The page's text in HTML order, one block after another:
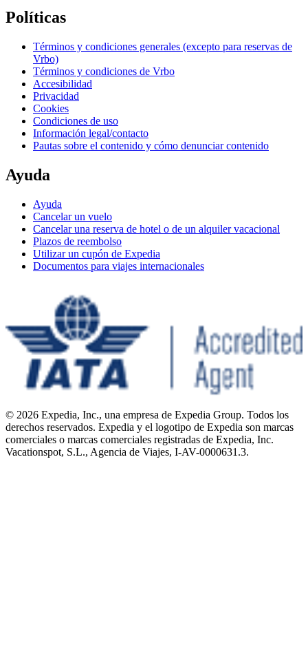
Políticas
Términos y condiciones generales (excepto para reservas de
Vrbo)
Términos y condiciones de Vrbo
Accesibilidad
Privacidad
Cookies
Condiciones de uso
Información legal/contacto
Pautas sobre el contenido y cómo denunciar contenido
Ayuda
Ayuda
Cancelar un vuelo
Cancelar una reserva de hotel o de un alquiler vacacional
Plazos de reembolso
Utilizar un cupón de Expedia
Documentos para viajes internacionales
© 2026 Expedia, Inc., una empresa de Expedia Group. Todos los
derechos reservados. Expedia y el logotipo de Expedia son marcas
comerciales o marcas comerciales registradas de Expedia, Inc.
Vacationspot, S.L., Agencia de Viajes, I-AV-0000631.3.